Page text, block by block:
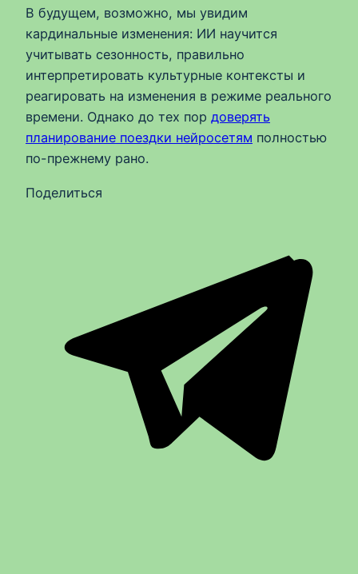
В будущем, возможно, мы увидим
кардинальные изменения: ИИ научится
учитывать сезонность, правильно
интерпретировать культурные контексты и
реагировать на изменения в режиме реального
времени. Однако до тех пор доверять
планирование поездки нейросетям полностью
по-прежнему рано.
Поделиться